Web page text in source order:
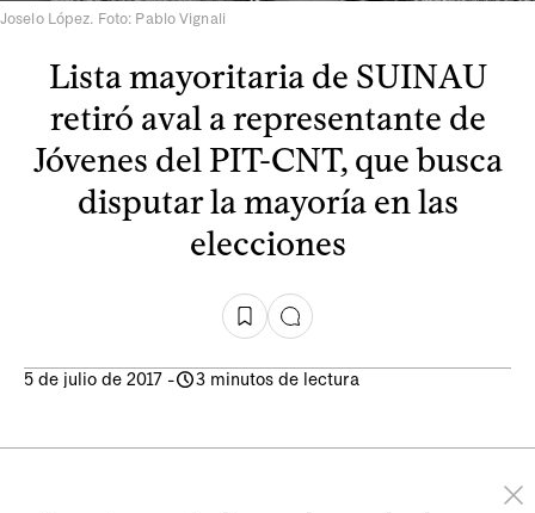
Joselo López. Foto: Pablo Vignali
Lista mayoritaria de SUINAU
retiró aval a representante de
Jóvenes del PIT-CNT, que busca
disputar la mayoría en las
elecciones
5 de julio de 2017 - 3 minutos de lectura